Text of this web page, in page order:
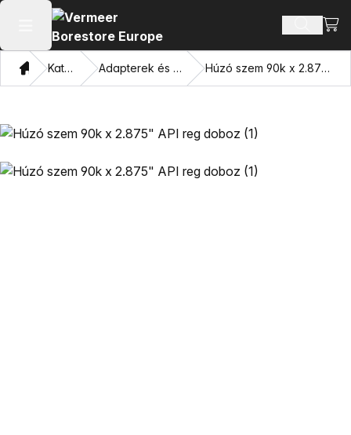
Főmenü megnyitása
OtthonKatalógus Adapterek és húzó szemek Húzó szem 90k x 2.875" API reg doboz